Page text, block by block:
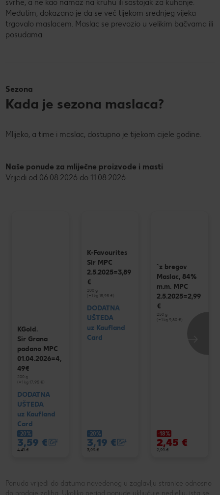
svrhe, a ne kao namaz na kruhu ili sastojak za kuhanje.
Međutim, dokazano je da se već tijekom srednjeg vijeka
trgovalo maslacem. Maslac se prevozio u velikim bačvama ili
posudama.
Sezona
Kada je sezona maslaca?
Mlijeko, a time i maslac, dostupno je tijekom cijele godine.
Naše ponude za mliječne proizvode i masti
Vrijedi od 06.08.2026 do 11.08.2026
KGold.
Sir Grana
padano MPC
01.04.2026=4,
49€
200 g
(=1 kg 17,95 €)
DODATNA
UŠTEDA
uz Kaufland
Card
-20%
3,59 €
4,49 €
K-Favourites
Sir MPC
2.5.2025=3,89
€
200 g
(=1 kg 15,95 €)
DODATNA
UŠTEDA
uz Kaufland
Card
-20%
3,19 €
3,99 €
`z bregov
Maslac, 84%
m.m. MPC
2.5.2025=2,99
€
250 g
(=1 kg 9,80 €)
-18%
2,45 €
2,99 €
Ponuda vrijedi do datuma navedenog u zaglavlju stranice odnosno
do prodaje zaliha. Ukoliko period ponude uključuje nedjelju, ista se